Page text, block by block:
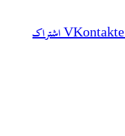
‫VKontakte اشتراک